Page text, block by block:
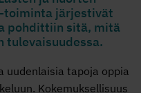
toiminta järjestivät
pohdittiin sitä, mitä
tulevaisuudessa.
tapoja oppia
Kokemuksellisuus